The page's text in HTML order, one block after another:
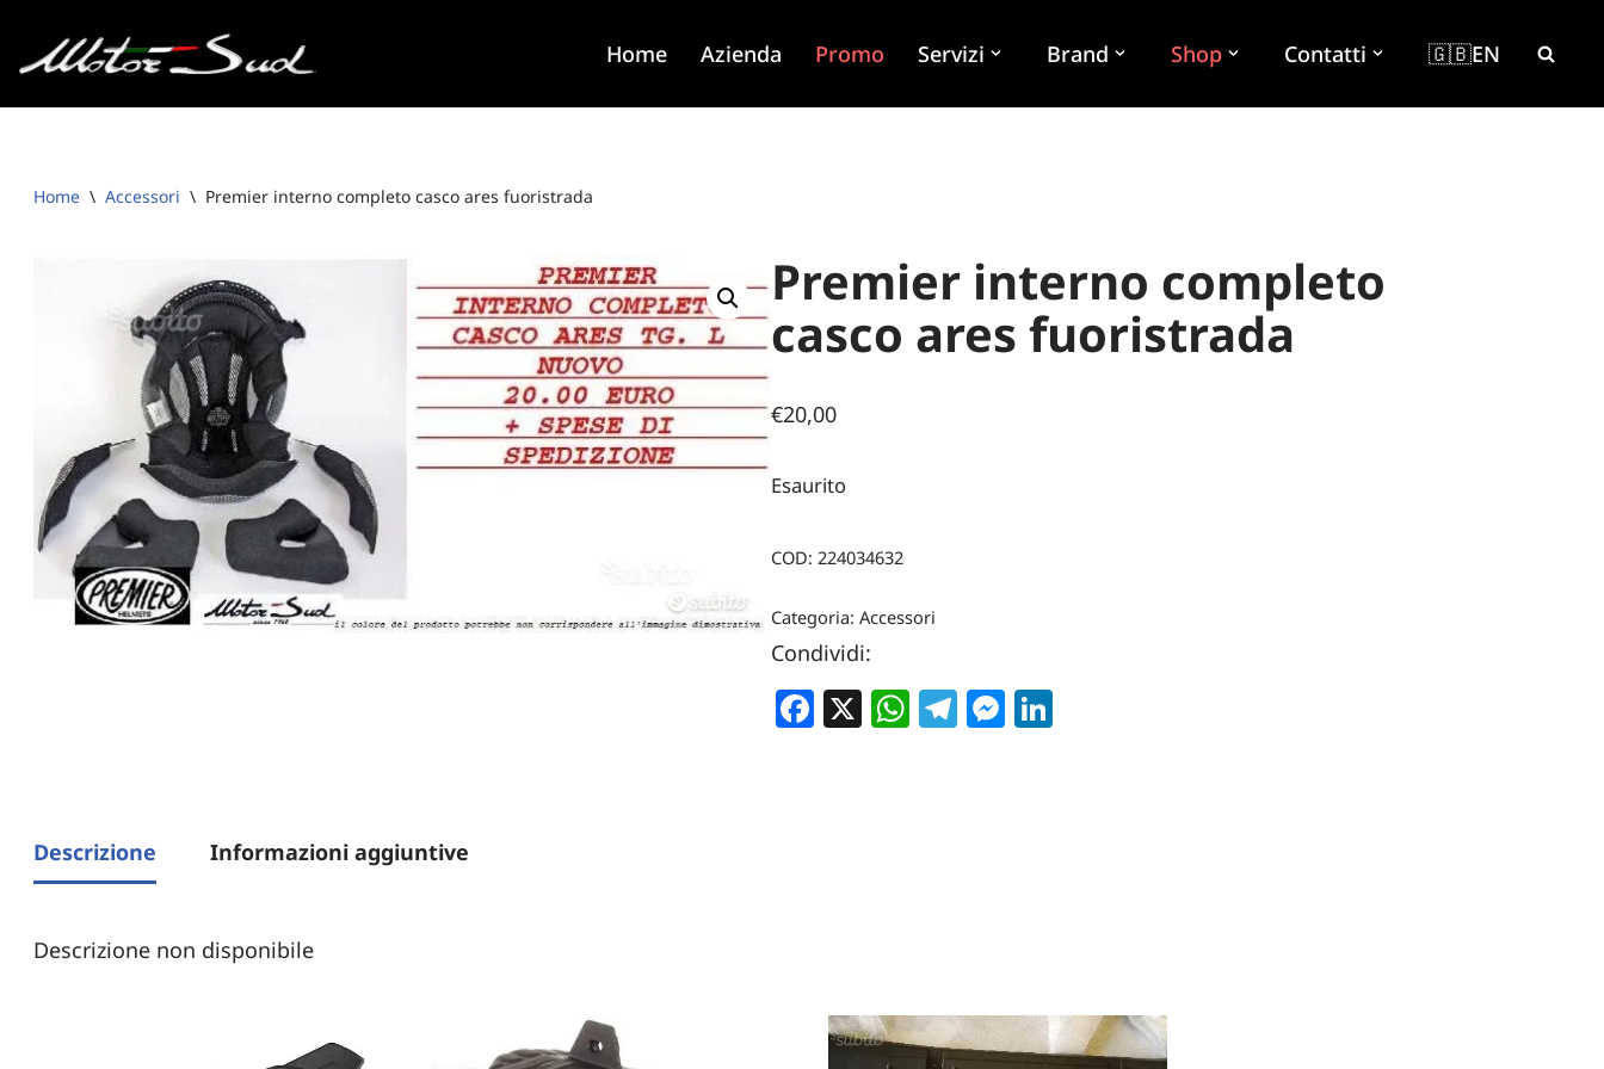
Vai
al
Home Azienda Promo Servizi Brand Shop Contatti 🇬🇧EN
Home \ Accessori \ Premier interno completo casco ares fuoristrada
Premier interno completo
casco ares fuoristrada
€20,00
Esaurito
COD: 224034632
Categoria:Accessori
Condividi:
Facebook
X WhatsApp
Telegram
Messenger
Descrizione Informazioni aggiuntive
Descrizione non disponibile